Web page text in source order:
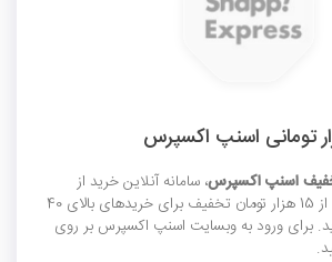
اسنپ اکسپرس، سامانه آنلاین خرید از
سوپرمارکت‌های اطراف، از 15 هزار تومان تخفیف برای خریدهای بالای 40
برای ورود به وبسایت اسنپ اکسپرس بر روی